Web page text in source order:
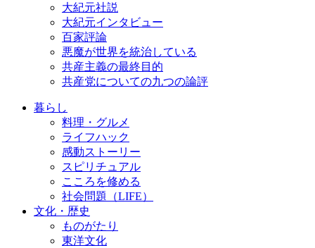
大紀元社説
大紀元インタビュー
百家評論
悪魔が世界を統治している
共産主義の最終目的
共産党についての九つの論評
暮らし
料理・グルメ
ライフハック
感動ストーリー
スピリチュアル
こころを修める
社会問題（LIFE）
文化・歴史
ものがたり
東洋文化